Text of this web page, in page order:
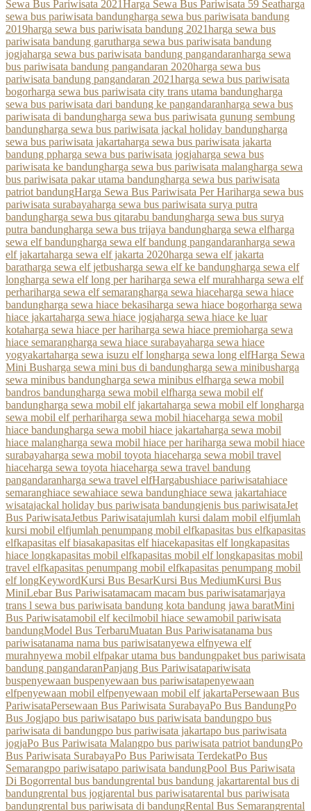
Sewa Bus Pariwisata 2021Harga Sewa Bus Pariwisata 59 Seatharga
sewa bus pariwisata bandungharga sewa bus pariwisata bandung
2019harga sewa bus pariwisata bandung 2021harga sewa bus
pariwisata bandung garutharga sewa bus pariwisata bandung
jogjaharga sewa bus pariwisata bandung pangandaranharga sewa
bus pariwisata bandung pangandaran 2020harga sewa bus
pariwisata bandung pangandaran 2021harga sewa bus pariwisata
bogorharga sewa bus pariwisata city trans utama bandungharga
sewa bus pariwisata dari bandung ke pangandaranharga sewa bus
pariwisata di bandungharga sewa bus pariwisata gunung sembung
bandungharga sewa bus pariwisata jackal holiday bandungharga
sewa bus pariwisata jakartaharga sewa bus pariwisata jakarta
bandung ppharga sewa bus pariwisata jogjaharga sewa bus
pariwisata ke bandungharga sewa bus pariwisata malangharga sewa
bus pariwisata pakar utama bandungharga sewa bus pariwisata
patriot bandungHarga Sewa Bus Pariwisata Per Hariharga sewa bus
pariwisata surabayaharga sewa bus pariwisata surya putra
bandungharga sewa bus qitarabu bandungharga sewa bus surya
putra bandungharga sewa bus trijaya bandungharga sewa elfharga
sewa elf bandungharga sewa elf bandung pangandaranharga sewa
elf jakartaharga sewa elf jakarta 2020harga sewa elf jakarta
baratharga sewa elf jetbusharga sewa elf ke bandungharga sewa elf
longharga sewa elf long per hariharga sewa elf murahharga sewa elf
perhariharga sewa elf semarangharga sewa hiaceharga sewa hiace
bandungharga sewa hiace bekasiharga sewa hiace bogorharga sewa
hiace jakartaharga sewa hiace jogjaharga sewa hiace ke luar
kotaharga sewa hiace per hariharga sewa hiace premioharga sewa
hiace semarangharga sewa hiace surabayaharga sewa hiace
yogyakartaharga sewa isuzu elf longharga sewa long elfHarga Sewa
Mini Busharga sewa mini bus di bandungharga sewa minibusharga
sewa minibus bandungharga sewa minibus elfharga sewa mobil
bandros bandungharga sewa mobil elfharga sewa mobil elf
bandungharga sewa mobil elf jakartaharga sewa mobil elf longharga
sewa mobil elf perhariharga sewa mobil hiaceharga sewa mobil
hiace bandungharga sewa mobil hiace jakartaharga sewa mobil
hiace malangharga sewa mobil hiace per hariharga sewa mobil hiace
surabayaharga sewa mobil toyota hiaceharga sewa mobil travel
hiaceharga sewa toyota hiaceharga sewa travel bandung
pangandaranharga sewa travel elfHargabushiace pariwisatahiace
semaranghiace sewahiace sewa bandunghiace sewa jakartahiace
wisatajackal holiday bus pariwisata bandungjenis bus pariwisataJet
Bus PariwisataJetbus Pariwisatajumlah kursi dalam mobil elfjumlah
kursi mobil elfjumlah penumpang mobil elfkapasitas bus elfkapasitas
elfkapasitas elf biasakapasitas elf hiacekapasitas elf longkapasitas
hiace longkapasitas mobil elfkapasitas mobil elf longkapasitas mobil
travel elfkapasitas penumpang mobil elfkapasitas penumpang mobil
elf longKeywordKursi Bus BesarKursi Bus MediumKursi Bus
MiniLebar Bus Pariwisatamacam macam bus pariwisatamarjaya
trans l sewa bus pariwisata bandung kota bandung jawa baratMini
Bus Pariwisatamobil elf kecilmobil hiace sewamobil pariwisata
bandungModel Bus TerbaruMuatan Bus Pariwisatanama bus
pariwisatanama nama bus pariwisatanyewa elfnyewa elf
murahnyewa mobil elfpakar utama bus bandungpaket bus pariwisata
bandung pangandaranPanjang Bus Pariwisatapariwisata
buspenyewaan buspenyewaan bus pariwisatapenyewaan
elfpenyewaan mobil elfpenyewaan mobil elf jakartaPersewaan Bus
PariwisataPersewaan Bus Pariwisata SurabayaPo Bus BandungPo
Bus Jogjapo bus pariwisatapo bus pariwisata bandungpo bus
pariwisata di bandungpo bus pariwisata jakartapo bus pariwisata
jogjaPo Bus Pariwisata Malangpo bus pariwisata patriot bandungPo
Bus Pariwisata SurabayaPo Bus Pariwisata TerdekatPo Bus
Semarangpo pariwisatapo pariwisata bandungPool Bus Pariwisata
Di Bogorrental bus bandungrental bus bandung jakartarental bus di
bandungrental bus jogjarental bus pariwisatarental bus pariwisata
bandungrental bus pariwisata di bandungRental Bus Semarangrental